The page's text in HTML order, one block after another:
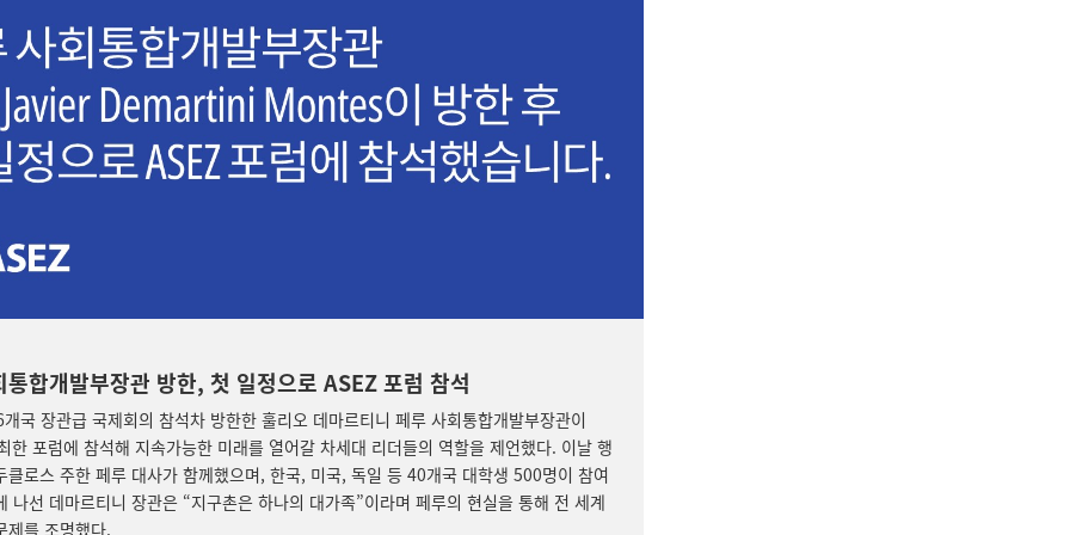
통합개발부장관 방한, 첫 일정으로 ASEZ 포럼 참석
국 장관급 국제회의 참석차 방한한 훌리오 데마르티니 페루 사회통합개발부장관이
한 포럼에 참석해 지속가능한 미래를 열어갈 차세대 리더들의 역할을 제언했다. 이날 행
클로스 주한 페루 대사가 함께했으며, 한국, 미국, 독일 등 40개국 대학생 500명이 참여
나선 데마르티니 장관은 “지구촌은 하나의 대가족”이라며 페루의 현실을 통해 전 세계
제를 조명했다.